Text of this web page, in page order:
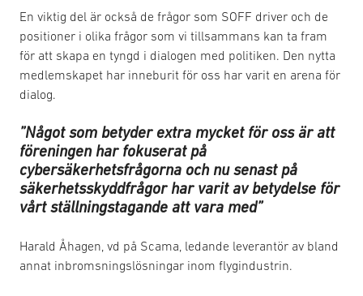
En viktig del är också de frågor som SOFF driver och de
positioner i olika frågor som vi tillsammans kan ta fram
för att skapa en tyngd i dialogen med politiken. Den nytta
medlemskapet har inneburit för oss har varit en arena för
dialog.
”Något som betyder extra mycket för oss är att
föreningen har fokuserat på
cybersäkerhetsfrågorna och nu senast på
säkerhetsskyddfrågor har varit av betydelse för
vårt ställningstagande att vara med”
Harald Åhagen, vd på Scama, ledande leverantör av bland
annat inbromsningslösningar inom flygindustrin.